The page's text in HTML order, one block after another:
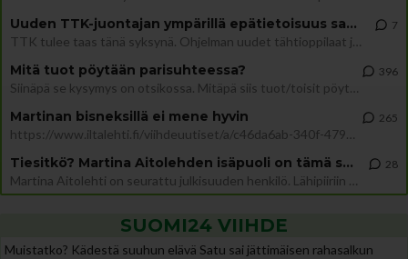
Uuden TTK-juontajan ympärillä epätietoisuus sakenee - Nyt MTV hämmentää soppaa 7
Mitä tuot pöytään parisuhteessa? 396
Martinan bisneksillä ei mene hyvin 265
Tiesitkö? Martina Aitolehden isäpuoli on tämä suosittu laulaja 28
SUOMI24 VIIHDE
Muistatko? Kädestä suuhun elävä Satu sai jättimäisen rahasalkun